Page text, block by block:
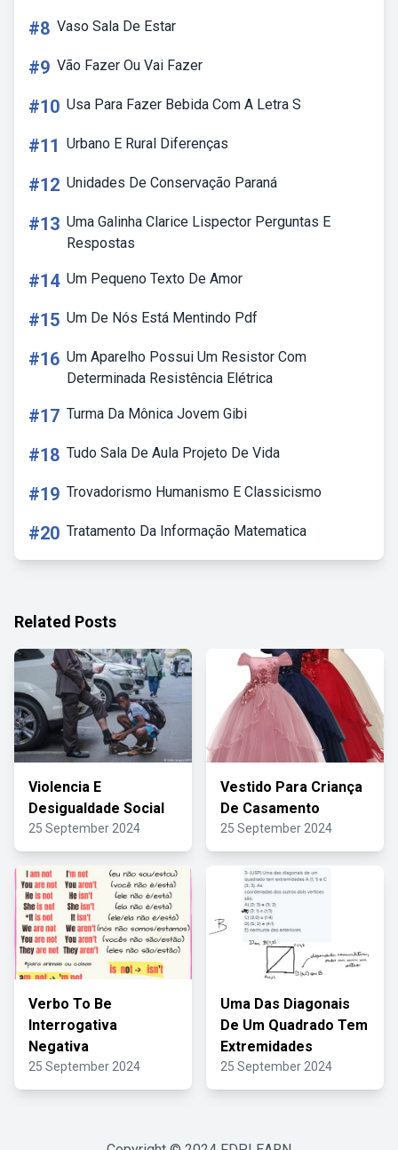
#8 Vaso Sala De Estar
#9 Vão Fazer Ou Vai Fazer
#10 Usa Para Fazer Bebida Com A Letra S
#11 Urbano E Rural Diferenças
#12 Unidades De Conservação Paraná
#13 Uma Galinha Clarice Lispector Perguntas E
Respostas
#14 Um Pequeno Texto De Amor
#15 Um De Nós Está Mentindo Pdf
#16 Um Aparelho Possui Um Resistor Com
Determinada Resistência Elétrica
#17 Turma Da Mônica Jovem Gibi
#18 Tudo Sala De Aula Projeto De Vida
#19 Trovadorismo Humanismo E Classicismo
#20 Tratamento Da Informação Matematica
Related Posts
Violencia E
Desigualdade Social
25 September 2024
Vestido Para Criança
De Casamento
25 September 2024
Verbo To Be
Interrogativa
Negativa
25 September 2024
Uma Das Diagonais
De Um Quadrado Tem
Extremidades
25 September 2024